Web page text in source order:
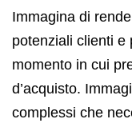
Immagina di
potenziali clienti e
momento in cui
d’acquisto.
complessi che